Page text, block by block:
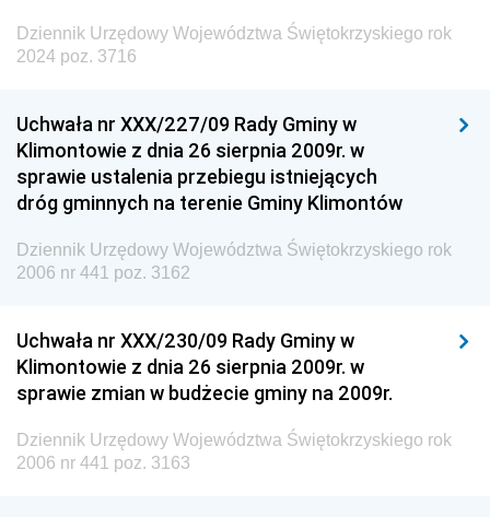
Dziennik Urzędowy Województwa Świętokrzyskiego rok
2024 poz. 3716
Uchwała nr XXX/227/09 Rady Gminy w
Klimontowie z dnia 26 sierpnia 2009r. w
sprawie ustalenia przebiegu istniejących
dróg gminnych na terenie Gminy Klimontów
Dziennik Urzędowy Województwa Świętokrzyskiego rok
2006 nr 441 poz. 3162
Uchwała nr XXX/230/09 Rady Gminy w
Klimontowie z dnia 26 sierpnia 2009r. w
sprawie zmian w budżecie gminy na 2009r.
Dziennik Urzędowy Województwa Świętokrzyskiego rok
2006 nr 441 poz. 3163